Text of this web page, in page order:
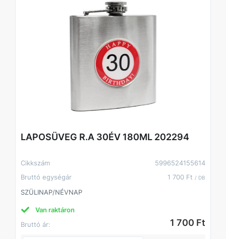
LAPOSÜVEG R.A 30ÉV 180ML 202294
Cikkszám
5996524155614
Bruttó egységár
1 700 Ft / DB
SZÜLINAP/NÉVNAP
Van raktáron
Bruttó ár:
1 700 Ft